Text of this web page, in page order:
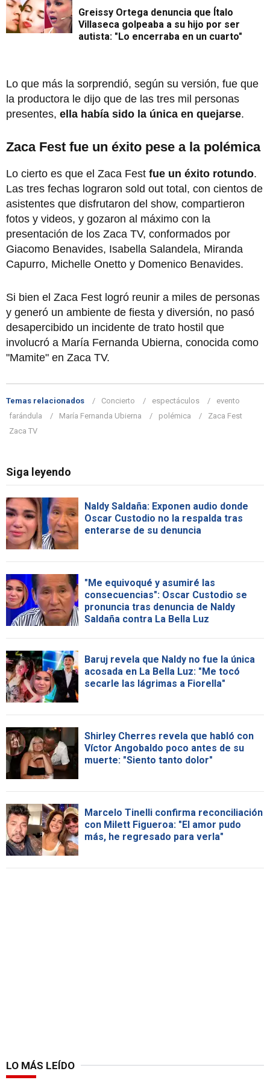
Greissy Ortega denuncia que Ítalo
Villaseca golpeaba a su hijo por ser
autista: "Lo encerraba en un cuarto"
Lo que más la sorprendió, según su versión, fue que
la productora le dijo que de las tres mil personas
presentes, ella había sido la única en quejarse.
Zaca Fest fue un éxito pese a la polémica
Lo cierto es que el Zaca Fest fue un éxito rotundo.
Las tres fechas lograron sold out total, con cientos de
asistentes que disfrutaron del show, compartieron
fotos y videos, y gozaron al máximo con la
presentación de los Zaca TV, conformados por
Giacomo Benavides, Isabella Salandela, Miranda
Capurro, Michelle Onetto y Domenico Benavides.
Si bien el Zaca Fest logró reunir a miles de personas
y generó un ambiente de fiesta y diversión, no pasó
desapercibido un incidente de trato hostil que
involucró a María Fernanda Ubierna, conocida como
"Mamite" en Zaca TV.
Temas relacionados Concierto espectáculos
evento
farándula
María Fernanda Ubierna polémica
Zaca Fest
Zaca TV
Siga leyendo
Naldy Saldaña: Exponen audio donde
Oscar Custodio no la respalda tras
enterarse de su denuncia
"Me equivoqué y asumiré las
consecuencias": Oscar Custodio se
pronuncia tras denuncia de Naldy
Saldaña contra La Bella Luz
Baruj revela que Naldy no fue la única
acosada en La Bella Luz: "Me tocó
secarle las lágrimas a Fiorella"
Shirley Cherres revela que habló con
Víctor Angobaldo poco antes de su
muerte: "Siento tanto dolor"
Marcelo Tinelli confirma reconciliación
con Milett Figueroa: "El amor pudo
más, he regresado para verla"
LO MÁS LEÍDO